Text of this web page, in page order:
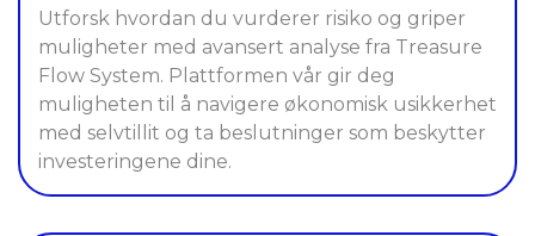
Utforsk hvordan du vurderer risiko og griper
muligheter med avansert analyse fra Treasure
Flow System. Plattformen vår gir deg
muligheten til å navigere økonomisk usikkerhet
med selvtillit og ta beslutninger som beskytter
investeringene dine.